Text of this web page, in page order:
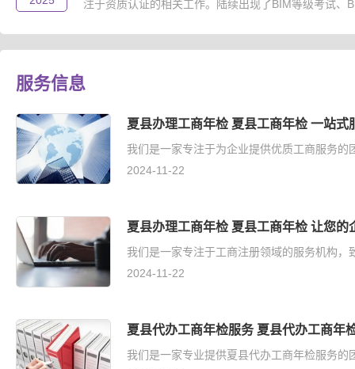
注于资质认证的相关工作。陆续出现了BIM等级考试、
服务信息
夏县办理工商年检 夏县工商年检 一站式
我们是一家专注于为企业提供优质工商服务
2024-11-22
夏县办理工商年检 夏县工商年检 让您的
我们是一家专注于工商注册领域的服务机构
2024-11-22
夏县代办工商年检服务 夏县代办工商年
我们是一家专业提供夏县代办工商年检服务